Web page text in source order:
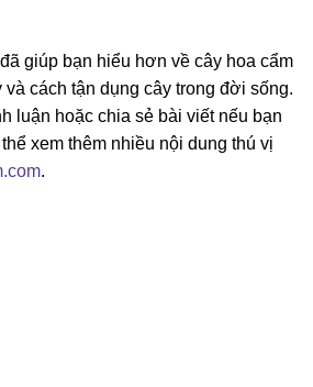
giúp bạn hiểu hơn về cây hoa cẩm
và cách tận dụng cây trong đời sống.
luận hoặc chia sẻ bài viết nếu bạn
xem thêm nhiều nội dung thú vị
.